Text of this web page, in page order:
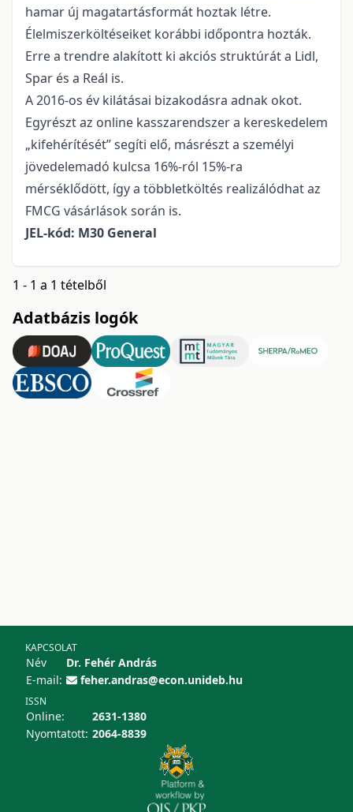
hamar új magatartásformát hoztak létre.
Élelmiszerköltéseiket korábbi időpontra hozták.
Erre a trendre alakított ki akciós struktúrát a Lidl,
Spar és a Reál is.
A 2016-os év kilátásai bizakodásra adnak okot.
Egyrészt az online kasszarendszer a kereskedelem
„kifehérítését” segíti elő, másrészt a személyi
jövedelemadó kulcsa 16%-ról 15%-ra
mérséklődött, így a többletköltés realizálódhat az
FMCG vásárlások során is.
JEL-kód: M30 General
1 - 1 a 1 tételből
Adatbázis logók
KAPCSOLAT
Név
Dr. Fehér András
E-mail:
feher.andras@econ.unideb.hu
ISSN
Online:
2631-1380
Nyomtatott: 2064-8839